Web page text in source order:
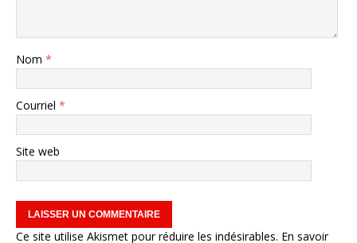
Nom *
Courriel *
Site web
Ce site utilise Akismet pour réduire les indésirables. En savoir